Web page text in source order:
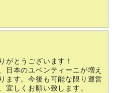
がとうございます！
日本のユベンティーニが増え
ます。今後も可能な限り運営
宜しくお願い致します。